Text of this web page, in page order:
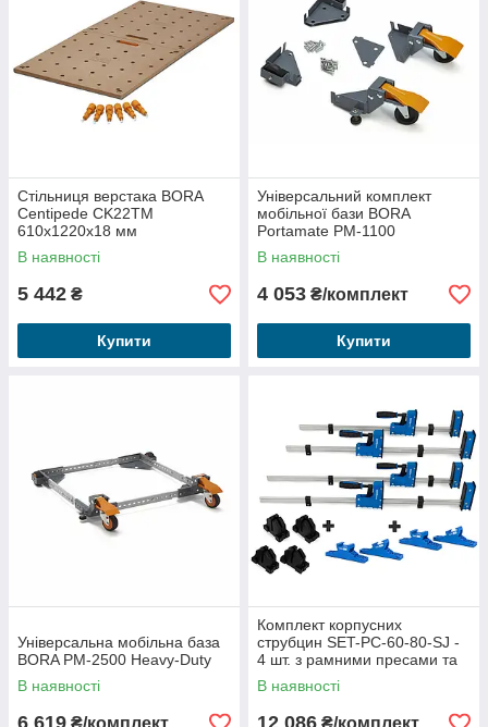
Стільниця верстака BORA
Centipede CK22TM
610x1220x18 мм
В наявності
5 442 ₴
Купити
Універсальний комплект
мобільної бази BORA
Portamate PM-1100
В наявності
4 053 ₴/комплект
Купити
Універсальна мобільна база
BORA PM-2500 Heavy-Duty
В наявності
6 619 ₴/комплект
Комплект корпусних
струбцин SET-PC-60-80-SJ -
4 шт. з рамними пресами та
поворотними адаптерами
В наявності
12 086 ₴/комплект